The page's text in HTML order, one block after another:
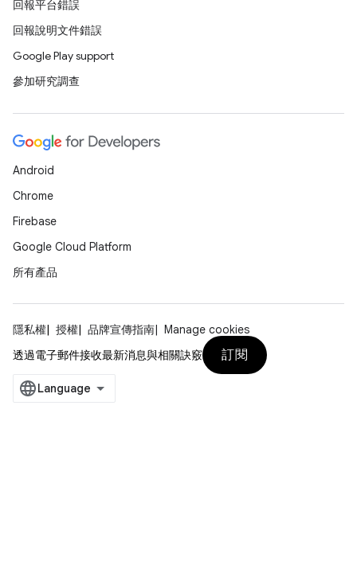
回報平台錯誤
回報說明文件錯誤
Google Play support
參加研究調查
Android
Chrome
Firebase
Google Cloud Platform
所有產品
隱私權 授權 品牌宣傳指南
Manage cookies
透過電子郵件接收最新消息與相關訣竅
訂閱